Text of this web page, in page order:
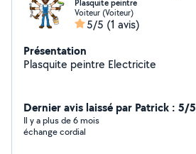
Plasquite peintre
Voiteur (Voiteur)
5/5 (1 avis)
Présentation
Plasquite peintre Electricite
Dernier avis laissé par Patrick : 5/5
Il y a plus de 6 mois
échange cordial